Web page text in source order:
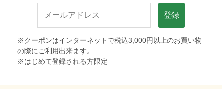
登録
※クーポンはインターネットで税込3,000円以上のお買い物
の際にご利用出来ます。
※はじめて登録される方限定